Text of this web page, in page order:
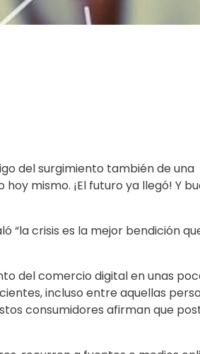
del surgimiento también de una
mismo. ¡El futuro ya llegó! Y
“la crisis es la mejor bendición
del comercio digital en unas
incluso entre aquellas
consumidores afirman que